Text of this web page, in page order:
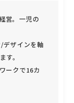
営。一児の
デザインを軸
す。
ークで16カ